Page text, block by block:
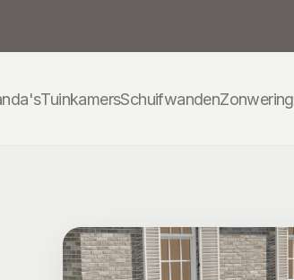
TuinkamersSchuifwandenZonwering